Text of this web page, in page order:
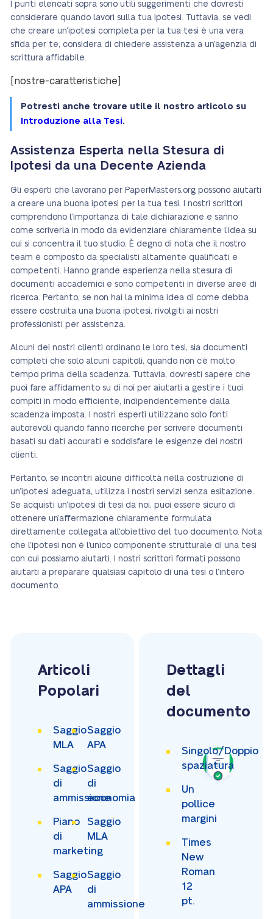
I punti elencati sopra sono utili suggerimenti che dovresti
considerare quando lavori sulla tua ipotesi. Tuttavia, se vedi
che creare un’ipotesi completa per la tua tesi è una vera
sfida per te, considera di chiedere assistenza a un’agenzia di
scrittura affidabile.
[nostre-caratteristiche]
Potresti anche trovare utile il nostro articolo su
Introduzione alla Tesi.
Assistenza Esperta nella Stesura di
Ipotesi da una Decente Azienda
Gli esperti che lavorano per PaperMasters.org possono aiutarti
a creare una buona ipotesi per la tua tesi. I nostri scrittori
comprendono l’importanza di tale dichiarazione e sanno
come scriverla in modo da evidenziare chiaramente l’idea su
cui si concentra il tuo studio. È degno di nota che il nostro
team è composto da specialisti altamente qualificati e
competenti. Hanno grande esperienza nella stesura di
documenti accademici e sono competenti in diverse aree di
ricerca. Pertanto, se non hai la minima idea di come debba
essere costruita una buona ipotesi, rivolgiti ai nostri
professionisti per assistenza.
Alcuni dei nostri clienti ordinano le loro tesi, sia documenti
completi che solo alcuni capitoli, quando non c’è molto
tempo prima della scadenza. Tuttavia, dovresti sapere che
puoi fare affidamento su di noi per aiutarti a gestire i tuoi
compiti in modo efficiente, indipendentemente dalla
scadenza imposta. I nostri esperti utilizzano solo fonti
autorevoli quando fanno ricerche per scrivere documenti
basati su dati accurati e soddisfare le esigenze dei nostri
clienti.
Pertanto, se incontri alcune difficoltà nella costruzione di
un’ipotesi adeguata, utilizza i nostri servizi senza esitazione.
Se acquisti un’ipotesi di tesi da noi, puoi essere sicuro di
ottenere un’affermazione chiaramente formulata
direttamente collegata all’obiettivo del tuo documento. Nota
che l’ipotesi non è l’unico componente strutturale di una tesi
con cui possiamo aiutarti. I nostri scrittori formati possono
aiutarti a preparare qualsiasi capitolo di una tesi o l’intero
documento.
Articoli
Popolari
Saggio
MLA
Saggio
APA
Saggio
di
ammissione
Saggio
di
economia
Piano
di
marketing
Saggio
MLA
Saggio
APA
Saggio
di
ammissione
Dettagli
del
documento
Singolo/Doppio
spaziatura
Un
pollice
margini
Times
New
Roman
12
pt.